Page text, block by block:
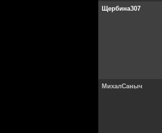
Щербина307
МихалСаныч